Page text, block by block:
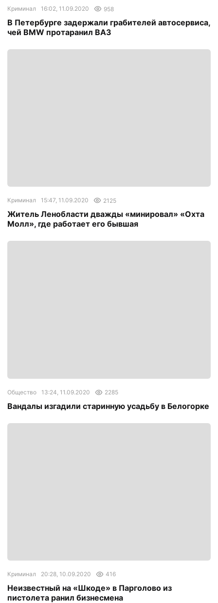
Криминал 16:02, 11.09.2020 958
В Петербурге задержали грабителей автосервиса,
чей BMW протаранил ВАЗ
Криминал 15:47, 11.09.2020 2125
Житель Ленобласти дважды «минировал» «Охта
Молл», где работает его бывшая
Общество 13:24, 11.09.2020 2285
Вандалы изгадили старинную усадьбу в Белогорке
Криминал 20:28, 10.09.2020 416
Неизвестный на «Шкоде» в Парголово из
пистолета ранил бизнесмена